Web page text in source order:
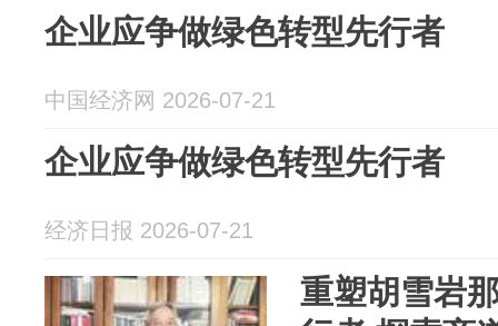
企业应争做绿色转型先行者
中国经济网 2026-07-21
企业应争做绿色转型先行者
经济日报 2026-07-21
重塑胡雪岩